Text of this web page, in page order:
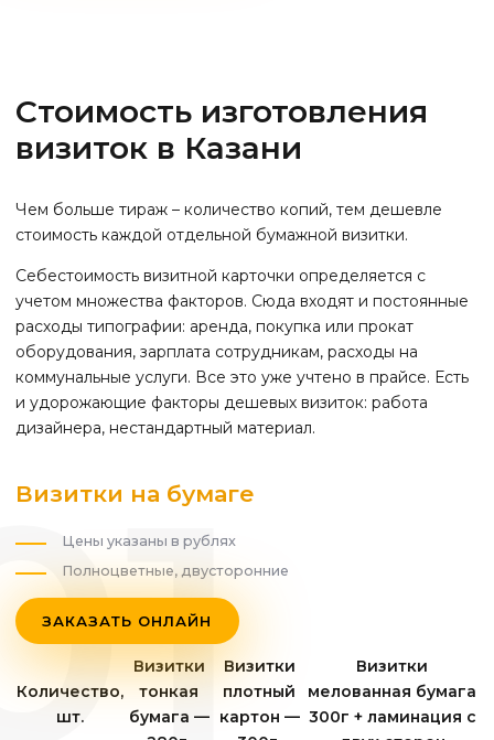
Стоимость изготовления
визиток в Казани
Чем больше тираж – количество копий, тем дешевле
стоимость каждой отдельной бумажной визитки.
Себестоимость визитной карточки определяется с
учетом множества факторов. Сюда входят и постоянные
расходы типографии: аренда, покупка или прокат
оборудования, зарплата сотрудникам, расходы на
коммунальные услуги. Все это уже учтено в прайсе. Есть
и удорожающие факторы дешевых визиток: работа
дизайнера, нестандартный материал.
Визитки на бумаге
Цены указаны в рублях
Полноцветные, двусторонние
ЗАКАЗАТЬ ОНЛАЙН
Количество,
шт.
Визитки
тонкая
бумага —
Визитки
плотный
картон —
Визитки
мелованная бумага
300г + ламинация с